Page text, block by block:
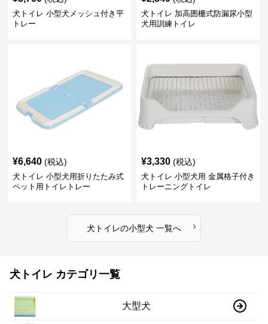
犬トイレ 小型犬メッシュ付き平
トレー
犬トイレ 加高囲栅式防漏尿小型
犬用訓練トイレ
¥6,640 (税込)
犬トイレ 小型犬用折りたたみ式
ペット用トイレトレー
¥3,330 (税込)
犬トイレ 小型犬用 金属格子付き
トレーニングトイレ
犬トイレの小型犬 一覧へ ›
犬トイレ カテゴリ一覧
大型犬